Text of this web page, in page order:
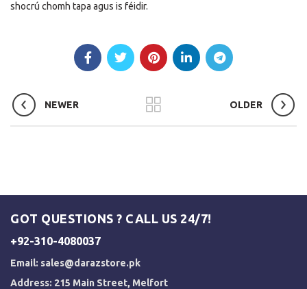
shocrú chomh tapa agus is féidir.
NEWER OLDER
GOT QUESTIONS ? CALL US 24/7!
+92-310-4080037
Email: sales@darazstore.pk
Address: 215 Main Street, Melfort